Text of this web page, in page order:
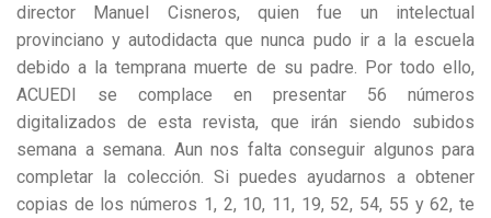
director Manuel Cisneros, quien fue un intelectual
provinciano y autodidacta que nunca pudo ir a la escuela
debido a la temprana muerte de su padre. Por todo ello,
ACUEDI se complace en presentar 56 números
digitalizados de esta revista, que irán siendo subidos
semana a semana. Aun nos falta conseguir algunos para
completar la colección. Si puedes ayudarnos a obtener
copias de los números 1, 2, 10, 11, 19, 52, 54, 55 y 62, te